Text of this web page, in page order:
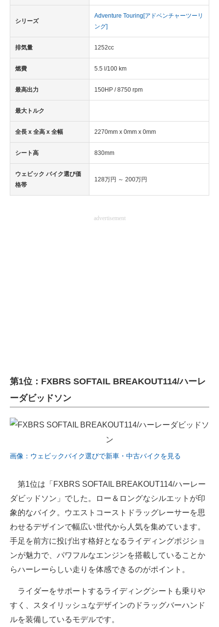
シリーズ
Adventure Touring[アドベンチャーツーリ
ング]
排気量 1252cc
燃費 5.5 l/100 km
最高出力 150HP / 8750 rpm
最大トルク
全長 x 全高 x 全幅 2270mm x 0mm x 0mm
シート高 830mm
ウェビック バイク選び価
格帯
128万円 ～ 200万円
advertisement
第1位：FXBRS SOFTAIL BREAKOUT114/ハーレ
ーダビッドソン
画像：ウェビックバイク選びで新車・中古バイクを見る
第1位は「FXBRS SOFTAIL BREAKOUT114/ハーレー
ダビッドソン」でした。ロー＆ロングなシルエットが印
象的なバイク。ウエストコーストドラッグレーサーを思
わせるデザインで幅広い世代から人気を集めています。
手足を前方に投げ出す格好となるライディングポジショ
ンが魅力で、パワフルなエンジンを搭載していることか
らハーレーらしい走りを体感できるのがポイント。
ライダーをサポートするライディングシートも乗りや
すく、スタイリッシュなデザインのドラッグバーハンド
ルを装備しているモデルです。